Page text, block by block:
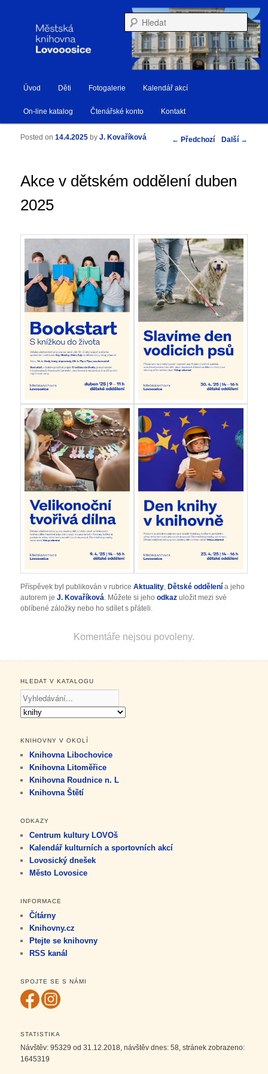
Knihovna Lovosice
Hlavní navigační menu
Přejít k hlavnímu obsahu webu
Přejít k obsahu postranního panelu
Úvod Děti Fotogalerie Kalendář akcí
On-line katalog Čtenářské konto Kontakt
Navigace pro příspěvky ← Předchozí Další →
Akce v dětském oddělení duben
2025
Posted on14.4.2025 byJ. Kovaříková
Příspěvek byl publikován v rubriceAktuality ,Dětské oddělení a jeho
autorem jeJ. Kovaříková . Můžete si jehoodkaz uložit mezi své
oblíbené záložky nebo ho sdílet s přáteli.
Komentáře nejsou povoleny.
HLEDAT V KATALOGU
KNIHOVNY V OKOLÍ
Knihovna Libochovice
Knihovna Litoměřice
Knihovna Roudnice n. L
Knihovna Štětí
ODKAZY
Centrum kultury LOVOš
Kalendář kulturních a sportovních akcí
Lovosický dnešek
Město Lovosice
INFORMACE
Čítárny
Knihovny.cz
Ptejte se knihovny
RSS kanál
SPOJTE SE S NÁMI
STATISTIKA
Návštěv:95329 od 31.12.2018, návštěv dnes:58 , stránek zobrazeno:
1645319